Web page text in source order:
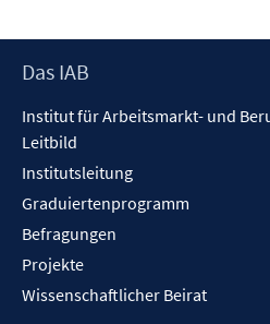
Footer
Das IAB
Institut für Arbeitsmarkt- und
Leitbild
Institutsleitung
Graduiertenprogramm
Befragungen
Projekte
Wissenschaftlicher Beirat